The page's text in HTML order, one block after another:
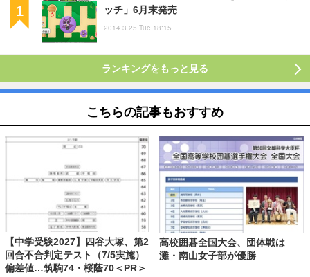
ッチ」6月末発売
2014.3.25 Tue 18:15
ランキングをもっと見る
こちらの記事もおすすめ
【中学受験2027】四谷大塚、第2
回合不合判定テスト（7/5実施）
偏差値…筑駒74・桜蔭70＜PR＞
高校囲碁全国大会、団体戦は
灘・南山女子部が優勝